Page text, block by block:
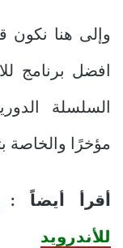
وإلى هنا نكون
افضل برنامج
السلسلة
مؤخرًا والخاصة
أقرأ أيضاً :
للأندرويد